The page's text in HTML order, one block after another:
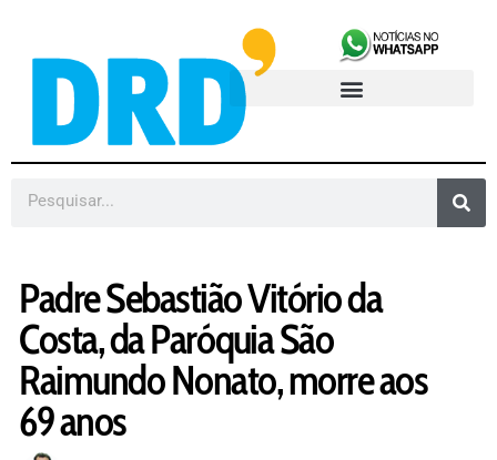
Padre Sebastião Vitório da
Costa, da Paróquia São
Raimundo Nonato, morre aos
69 anos